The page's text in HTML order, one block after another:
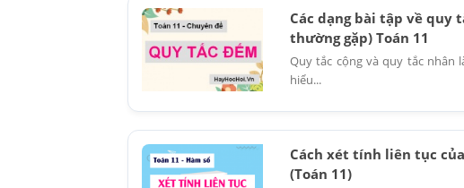
Các dạng bài tập về quy
thường gặp) Toán 11
Quy tắc cộng và quy tắc nhân
hiểu...
Cách xét tính liên tục
(Toán 11)